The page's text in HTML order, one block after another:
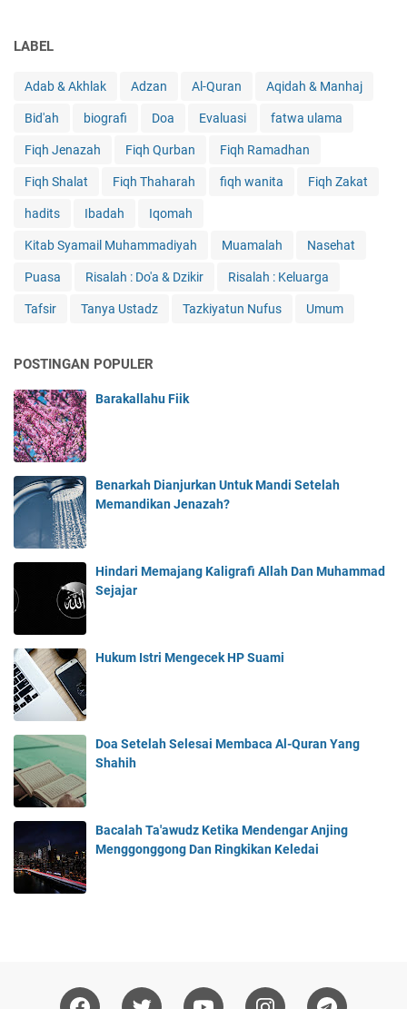
LABEL
Adab & Akhlak Adzan Al-Quran Aqidah & Manhaj
Bid'ah biografi Doa Evaluasi fatwa ulama
Fiqh Jenazah Fiqh Qurban Fiqh Ramadhan
Fiqh Shalat Fiqh Thaharah fiqh wanita Fiqh Zakat
hadits Ibadah Iqomah
Kitab Syamail Muhammadiyah Muamalah Nasehat
Puasa Risalah : Do'a & Dzikir Risalah : Keluarga
Tafsir Tanya Ustadz Tazkiyatun Nufus Umum
POSTINGAN POPULER
Barakallahu Fiik
Benarkah Dianjurkan Untuk Mandi Setelah
Memandikan Jenazah?
Hindari Memajang Kaligrafi Allah Dan Muhammad
Sejajar
Hukum Istri Mengecek HP Suami
Doa Setelah Selesai Membaca Al-Quran Yang
Shahih
Bacalah Ta'awudz Ketika Mendengar Anjing
Menggonggong Dan Ringkikan Keledai